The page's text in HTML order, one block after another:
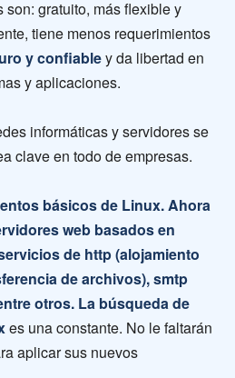
gratuito, más flexible y
tiene menos requerimientos
y confiabley da libertad en
y aplicaciones.
informáticas y servidores se
clave en todo de empresas.
básicos de Linux. Ahora
web basados en
de http (alojamiento
de archivos), smtp
otros. La búsqueda de
es una constante. No le faltarán
aplicar sus nuevos